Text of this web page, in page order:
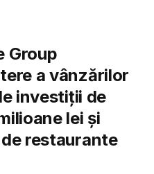
Group
a vânzărilor
investiții de
lei și
restaurante